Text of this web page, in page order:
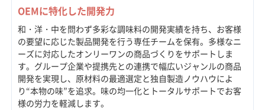
OEMに特化した開発力
和・洋・中を問わず多彩な調味料の開発実績を持ち、お客様
の要望に応じた製品開発を行う専任チームを保有。多様なニ
ーズに対応したオンリーワンの商品づくりをサポートしま
す。グループ企業や提携先との連携で幅広いジャンルの商品
開発を実現し、原材料の最適選定と独自製造ノウハウによ
り“本物の味”を追求。味の均一化とトータルサポートでお客
様の労力を軽減します。